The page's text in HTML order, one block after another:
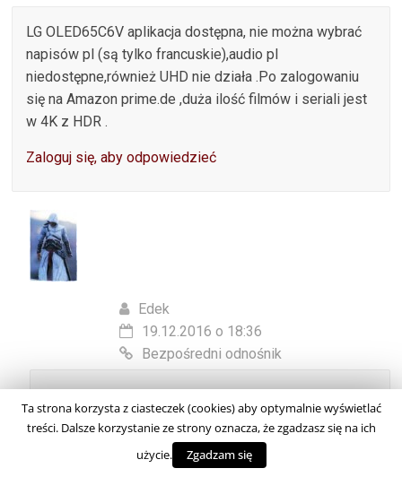
LG OLED65C6V aplikacja dostępna, nie można wybrać
napisów pl (są tylko francuskie),audio pl
niedostępne,również UHD nie działa .Po zalogowaniu
się na Amazon prime.de ,duża ilość filmów i seriali jest
w 4K z HDR .
Zaloguj się, aby odpowiedzieć
Edek
19.12.2016 o 18:36
Bezpośredni odnośnik
1. musisz być w polsce
2. musisz mieć konto na primevideo.com
3. jeżeli masz Amazon Prime, to musisz zgłosić do
supportu żeby Cię przenieśli
Ta strona korzysta z ciasteczek (cookies) aby optymalnie wyświetlać
treści. Dalsze korzystanie ze strony oznacza, że zgadzasz się na ich
użycie.
Zgadzam się